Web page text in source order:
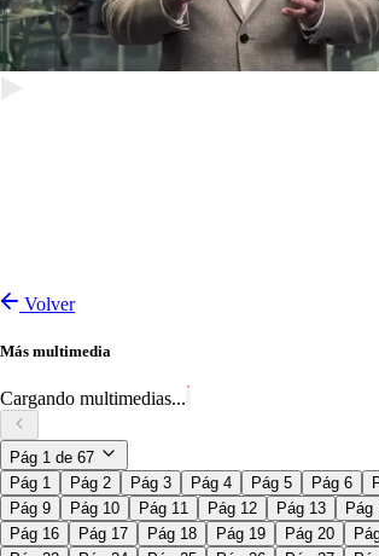
Volver
Más multimedia
Cargando multimedias...
Pág 1 de 67
Pág 1
Pág 2 Pág 3 Pág 4 Pág 5 Pág 6
Pág 9
Pág 10 Pág 11 Pág 12 Pág 13 Pág
Pág 16
Pág 17 Pág 18 Pág 19 Pág 20